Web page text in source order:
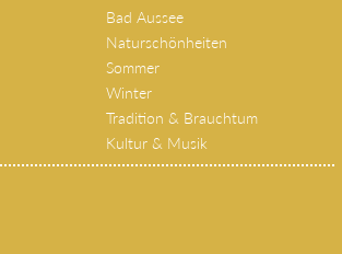
Bad Aussee
Naturschönheiten
Sommer
Winter
Tradition & Brauchtum
Kultur & Musik